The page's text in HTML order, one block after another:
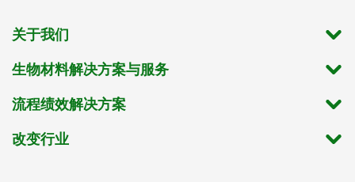
关于我们
生物材料解决方案与服务
流程绩效解决方案
改变行业